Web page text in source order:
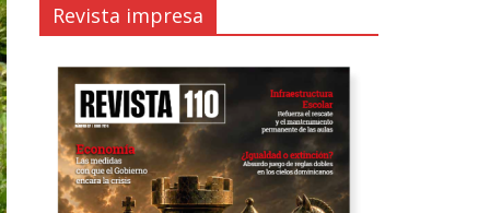
Revista impresa